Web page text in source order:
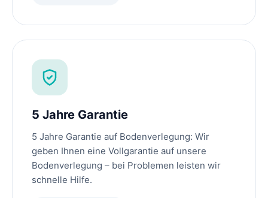
5 Jahre Garantie
5 Jahre Garantie auf Bodenverlegung: Wir
geben Ihnen eine Vollgarantie auf unsere
Bodenverlegung – bei Problemen leisten wir
schnelle Hilfe.